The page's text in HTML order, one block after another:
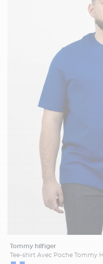
tommy hilfiger